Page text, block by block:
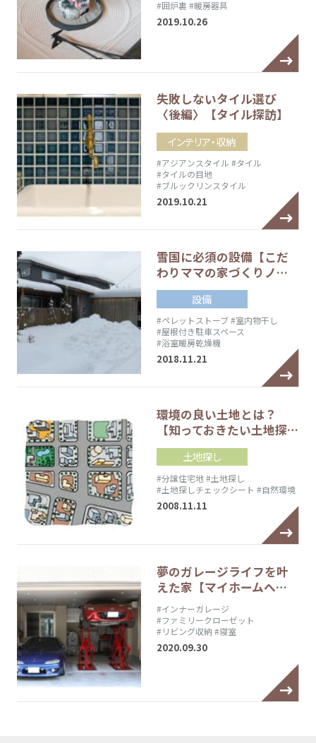
#囲炉裏 #暖房器具
2019.10.26
失敗しないタイル選び
〈後編〉【タイル探訪】
インテリア・収納
#アジアンスタイル #タイル
#タイルの目地
#ブルックリンスタイル
2019.10.21
雪国に必須の設備【こだ
わりママの家づくりノ…
設備
#ペレットストーブ#室内物干し
#屋根付き駐車スペース
#浴室暖房乾燥機
2018.11.21
環境の良い土地とは？
【知っておきたい土地探…
土地探し
#分譲住宅地#土地探し
#土地探しチェックシート #自然環境
2008.11.11
夢のガレージライフを叶
えた家【マイホームへ…
#インナーガレージ
#ファミリークローゼット
#リビング収納 #寝室
2020.09.30